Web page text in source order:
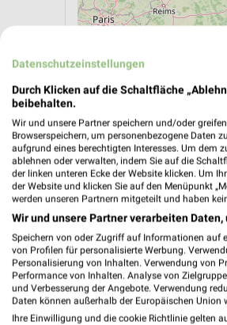
20 Filialen
HORNBACH
Gruenbergallee
12526 Berlin-
Heute 07:00 -
HORNBACH
Holsteiner
22523 Hamburg
Datenschutzeinstellungen
Durch Klicken auf die Schaltfläche
beibehalten.
Wir und unsere Partner speichern und/oder
Browserspeichern, um personenbezogene Daten
aufgrund eines berechtigten Interesses. Um dem
ablehnen oder verwalten, indem Sie auf die
der linken unteren Ecke der Website klicken. Um
der Website und klicken Sie auf den Menüpunkt
werden unseren Partnern mitgeteilt und haben
Wir und unsere Partner verarbeiten
Speichern von oder Zugriff auf Informationen auf
von Profilen für personalisierte Werbung.
Personalisierung von Inhalten. Verwendung von
Performance von Inhalten. Analyse von
und Verbesserung der Angebote. Verwendung
Daten können außerhalb der Europäischen Union
Ihre Einwilligung und die cookie Richtlinie gelten